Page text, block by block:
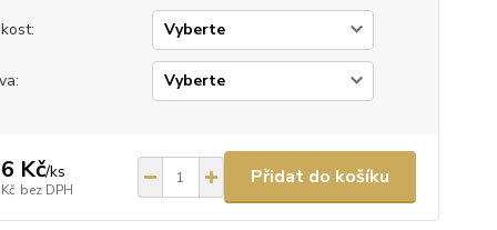
Kč/ks
bez DPH
Přidat do košíku